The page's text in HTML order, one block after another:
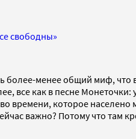
свободны»
менее общий миф, что
все как в песне
времени, которое
важно? Потому что там